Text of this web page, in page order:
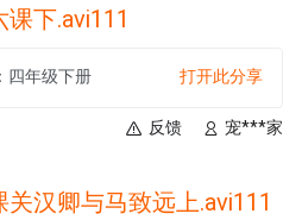
下.avi111
四年级下册 打开此分享
宠***家
反馈
汉卿与马致远上.avi111